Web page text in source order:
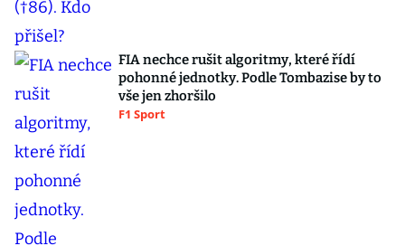
FIA nechce rušit algoritmy, které řídí
pohonné jednotky. Podle Tombazise by to
vše jen zhoršilo
F1 Sport